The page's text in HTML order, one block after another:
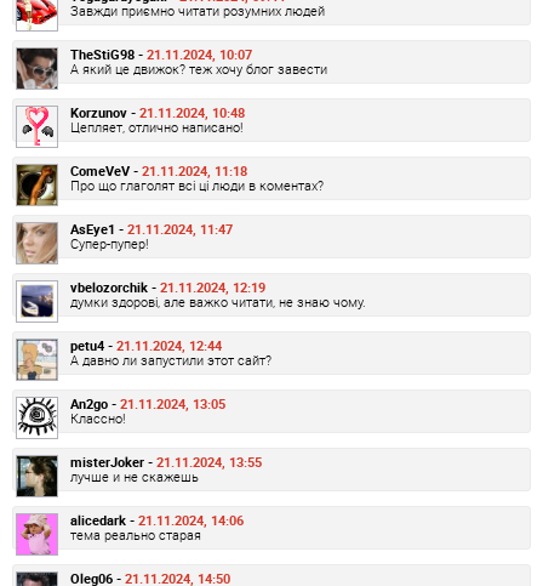
Завжди приємно читати розумних людей
TheStiG98 - 21.11.2024, 10:07
А який це движок? теж хочу блог завести
Korzunov - 21.11.2024, 10:48
Цепляет, отлично написано!
ComeVeV - 21.11.2024, 11:18
Про що глаголят всі ці люди в коментах?
AsEye1 - 21.11.2024, 11:47
Супер-пупер!
vbelozorchik - 21.11.2024, 12:19
думки здорові, але важко читати, не знаю чому.
petu4 - 21.11.2024, 12:44
А давно ли запустили этот сайт?
An2go - 21.11.2024, 13:05
Классно!
misterJoker - 21.11.2024, 13:55
лучше и не скажешь
alicedark - 21.11.2024, 14:06
тема реально старая
Oleg06 - 21.11.2024, 14:50